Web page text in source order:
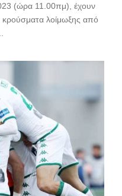
(ώρα 11.00πμ), έχουν
κρούσματα λοίμωξης από